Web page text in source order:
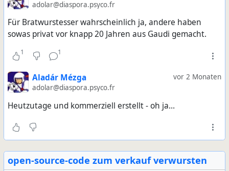
adolar@diaspora.psyco.fr
Für Bratwurstesser wahrscheinlich ja, andere haben
sowas privat vor knapp 20 Jahren aus Gaudi gemacht.
1 1
vor 2 Monaten
Aladár Mézga
adolar@diaspora.psyco.fr
Heutzutage und kommerziell erstellt - oh ja...
open-source-code zum verkauf verwursten